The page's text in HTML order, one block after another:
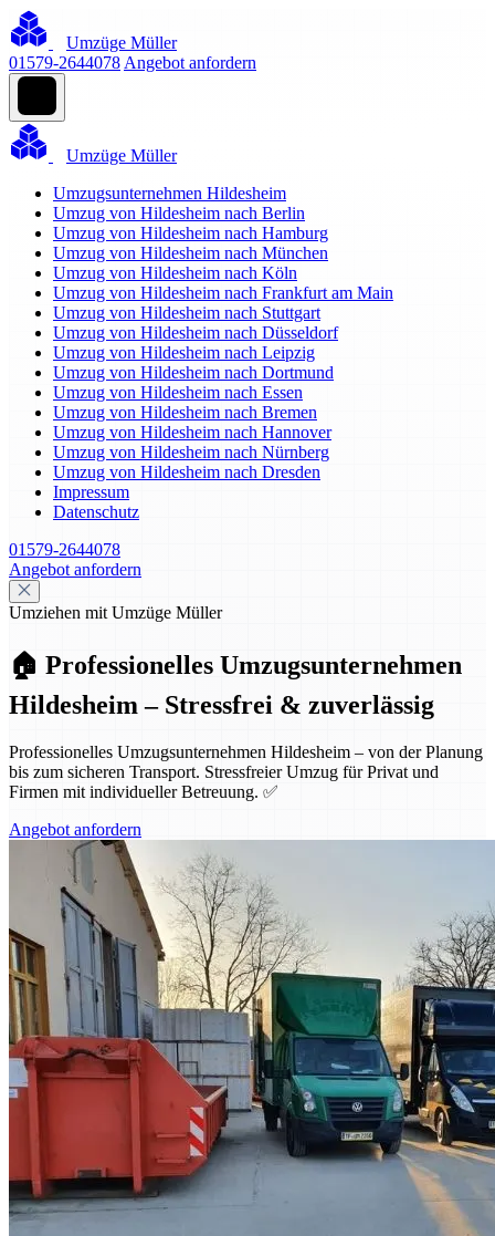
Umzüge Müller
01579-2644078 Angebot anfordern
Umzüge Müller
Umzugsunternehmen Hildesheim
Umzug von Hildesheim nach Berlin
Umzug von Hildesheim nach Hamburg
Umzug von Hildesheim nach München
Umzug von Hildesheim nach Köln
Umzug von Hildesheim nach Frankfurt am Main
Umzug von Hildesheim nach Stuttgart
Umzug von Hildesheim nach Düsseldorf
Umzug von Hildesheim nach Leipzig
Umzug von Hildesheim nach Dortmund
Umzug von Hildesheim nach Essen
Umzug von Hildesheim nach Bremen
Umzug von Hildesheim nach Hannover
Umzug von Hildesheim nach Nürnberg
Umzug von Hildesheim nach Dresden
Impressum
Datenschutz
01579-2644078
Angebot anfordern
Umziehen mit Umzüge Müller
🏠 Professionelles Umzugsunternehmen
Hildesheim – Stressfrei & zuverlässig
Professionelles Umzugsunternehmen Hildesheim – von der Planung
bis zum sicheren Transport. Stressfreier Umzug für Privat und
Firmen mit individueller Betreuung. ✅
Angebot anfordern